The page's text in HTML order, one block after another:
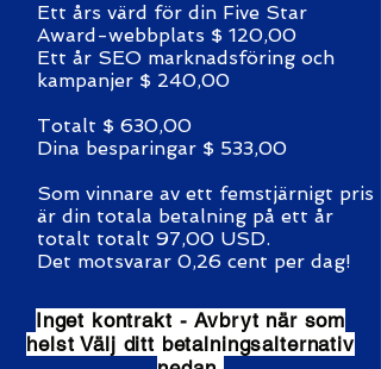
Ett års värd för din Five Star
Award-webbplats $ 120,00
Ett år SEO marknadsföring och
kampanjer $ 240,00
Totalt $ 630,00
Dina besparingar $ 533,00
Som vinnare av ett femstjärnigt pris
är din totala betalning på ett år
totalt totalt 97,00 USD.
Det motsvarar 0,26 cent per dag!
Inget kontrakt - Avbryt när som
helst Välj ditt betalningsalternativ